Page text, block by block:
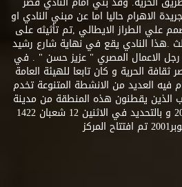
مبني جريدة الاهرام حاليا اما عن مبني النادي او
الطراز الايطالي ,تم تأثيثه على
.هذا النادي يقع في نهاية شارع رشيد
رجل الاعمال المصري " عزيز حسن " . في
قصر ثقافة الحرية و كان تابعا للهيئة العامة
فيه العديد من الانشطة المتنوعة تخدم
الذين يقطنون هذه المنطقة من مدينة
الاسكندرية . و في عام 2001 و بالتحديد في الاثنين 12 شعبان 1422